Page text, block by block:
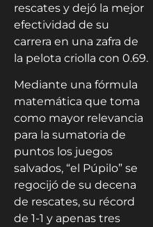
rescates y dejó la mejor
efectividad de su
carrera en una zafra de
la pelota criolla con 0.69.
Mediante una fórmula
matemática que toma
como mayor relevancia
para la sumatoria de
puntos los juegos
salvados, “el Púpilo” se
regocijó de su decena
de rescates, su récord
de 1-1 y apenas tres